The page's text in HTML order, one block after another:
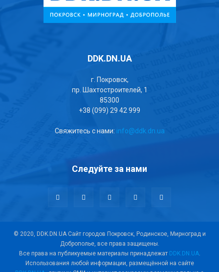
DDK.DN.UA
г. Покровск,
пр. Шахтостроителей, 1
85300
+38 (099) 29 42 999
Свяжитесь с нами: info@ddk.dn.ua
Следуйте за нами
© 2020, DDK.DN.UA Сайт городов Покровск, Родинское, Мирноград и
Доброполье, все права защищены.
Все права на публикуемые материалы принадлежат DDK.DN.UA.
Использования любой информации, размещённой на сайте